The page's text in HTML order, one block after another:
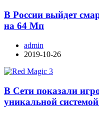
В России выйдет
на 64 Мп
admin
2019-10-26
В Сети показали
уникальной